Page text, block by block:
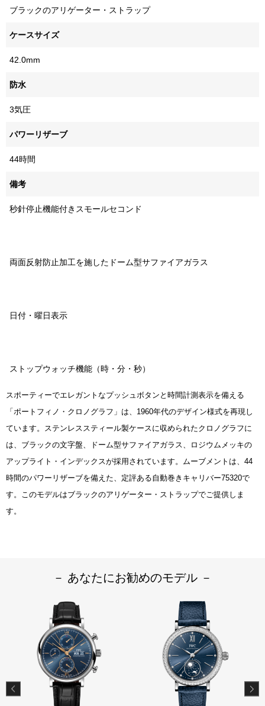
ブラックのアリゲーター・ストラップ
ケースサイズ
42.0mm
防水
3気圧
パワーリザーブ
44時間
備考
秒針停止機能付きスモールセコンド
両面反射防止加工を施したドーム型サファイアガラス
日付・曜日表示
ストップウォッチ機能（時・分・秒）
スポーティーでエレガントなプッシュボタンと時間計測表示を備える
「ポートフィノ・クロノグラフ」は、1960年代のデザイン様式を再現し
ています。ステンレススティール製ケースに収められたクロノグラフに
は、ブラックの文字盤、ドーム型サファイアガラス、ロジウムメッキの
アップライト・インデックスが採用されています。ムーブメントは、44
時間のパワーリザーブを備えた、定評ある自動巻きキャリバー75320で
す。このモデルはブラックのアリゲーター・ストラップでご提供しま
す。
－ あなたにお勧めのモデル －